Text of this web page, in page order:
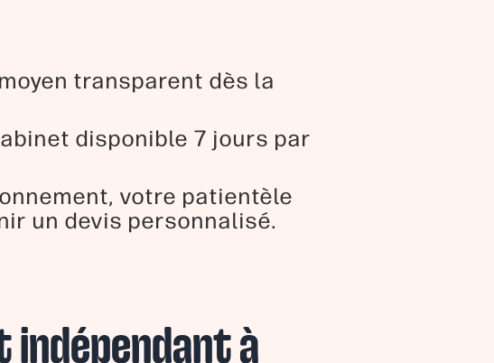
transparent dès la
disponible 7 jours par
votre patientèle
un devis personnalisé.
indépendant à